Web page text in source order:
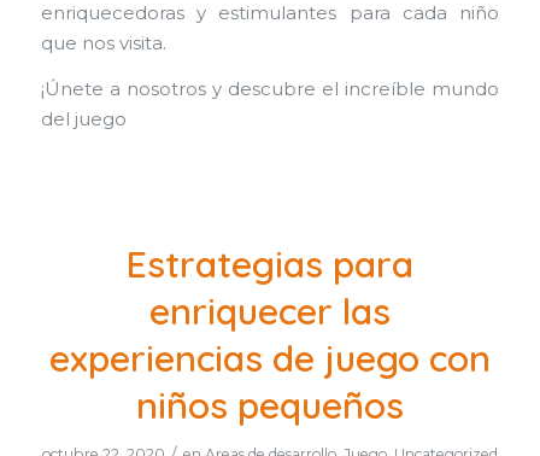
enriquecedoras y estimulantes para cada niño
que nos visita.
¡Únete a nosotros y descubre el increíble mundo
del juego
Estrategias para
enriquecer las
experiencias de juego con
niños pequeños